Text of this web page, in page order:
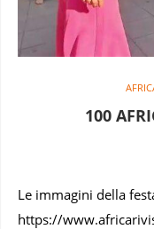
100
Le immagini della
https://